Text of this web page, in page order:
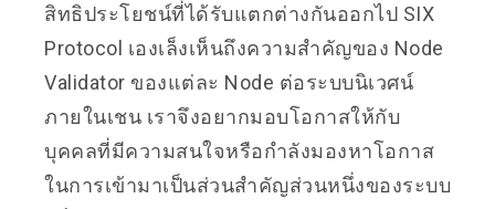
สิทธิประโยชน์ที่ได้รับแตกต่างกันออกไป SIX
Protocol เองเล็งเห็นถึงความสำคัญของ Node
Validator ของแต่ละ Node ต่อระบบนิเวศน์
ภายในเชน เราจึงอยากมอบโอกาสให้กับ
บุคคลที่มีความสนใจหรือกำลังมองหาโอกาส
ในการเข้ามาเป็นส่วนสำคัญส่วนหนึ่งของระบบ